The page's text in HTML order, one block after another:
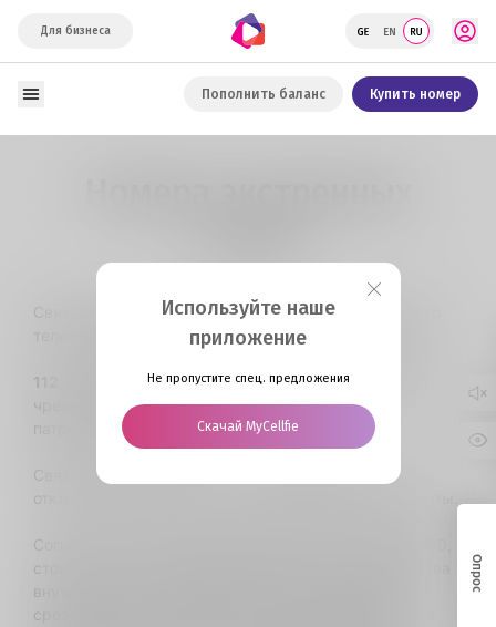
Для бизнеса
Пополнить баланс Купить номер
Связь со Службой неотложной помощи с мобильного
бесплатная,без набора индекса и кода.
112
– специальный номер для связи со Службой по
чрезвычайным ситуациям (пожарная, скорая,
патрульная полиция и т.д.).
Связаться можно даже в случае двустороннего
отключения номера, и если в телефоне нет SIM карты.
Согласно Постановлению Правительства Грузии #660,
стоимость услуг (предназначенная для Министерства
срезается ежемесячно со всех номеров мобильных
Используйте наше
приложение
Не пропустите спец. предложения
Скачай MyCellfie
Опрос